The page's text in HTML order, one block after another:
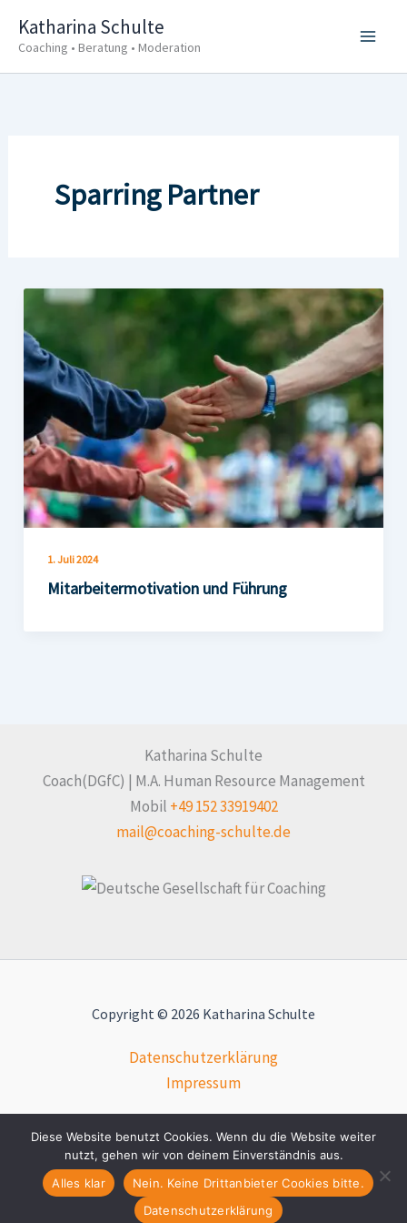
InhaltKatharina Schulte
Coaching • Beratung • Moderation
Sparring Partner
1. Juli 2024
Mitarbeitermotivation und Führung
Katharina Schulte
Coach(DGfC) | M.A. Human Resource Management
Mobil +49 152 33919402
mail@coaching-schulte.de
Copyright © 2026 Katharina Schulte
Datenschutzerklärung
Impressum
Diese Website benutzt Cookies. Wenn du die Website weiter
nutzt, gehen wir von deinem Einverständnis aus.
Alles klar
Nein. Keine Drittanbieter Cookies bitte.
Datenschutzerklärung